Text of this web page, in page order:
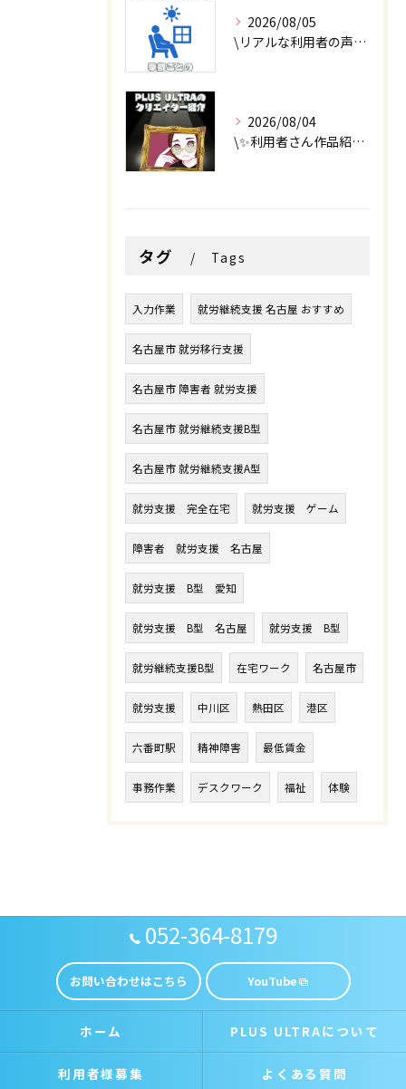
2026/08/05
\リアルな利用者の声📣/
2026/08/04
\✨利用者さん作品紹介✨/
タグ Tags
入力作業 就労継続支援 名古屋 おすすめ
名古屋市 就労移行支援
名古屋市 障害者 就労支援
名古屋市 就労継続支援B型
名古屋市 就労継続支援A型
就労支援 完全在宅 就労支援 ゲーム
障害者 就労支援 名古屋
就労支援 B型 愛知
就労支援 B型 名古屋 就労支援 B型
就労継続支援B型 在宅ワーク 名古屋市
就労支援 中川区 熱田区 港区
六番町駅 精神障害 最低賃金
事務作業 デスクワーク 福祉 体験
052-364-8179
お問い合わせはこちら YouTube
ホーム PLUS ULTRAについて
利用者様募集 よくある質問